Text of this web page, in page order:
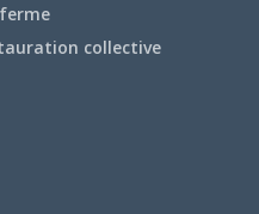
collective